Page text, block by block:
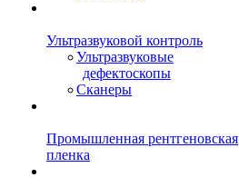
Ультразвуковой контроль
Ультразвуковые
дефектоскопы
Сканеры
Промышленная рентгеновская
пленка